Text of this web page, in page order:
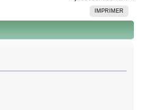
IMPRIMER